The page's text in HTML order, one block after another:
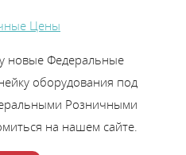
Цены
новые Федеральные
оборудования под
Розничными
на нашем сайте.